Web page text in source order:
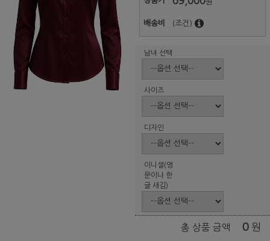
원
배송비 (조건)
남녀 선택
사이즈
디자인
이니셜(영
문이나 한
글 새김)
총 상품 금액 0 원